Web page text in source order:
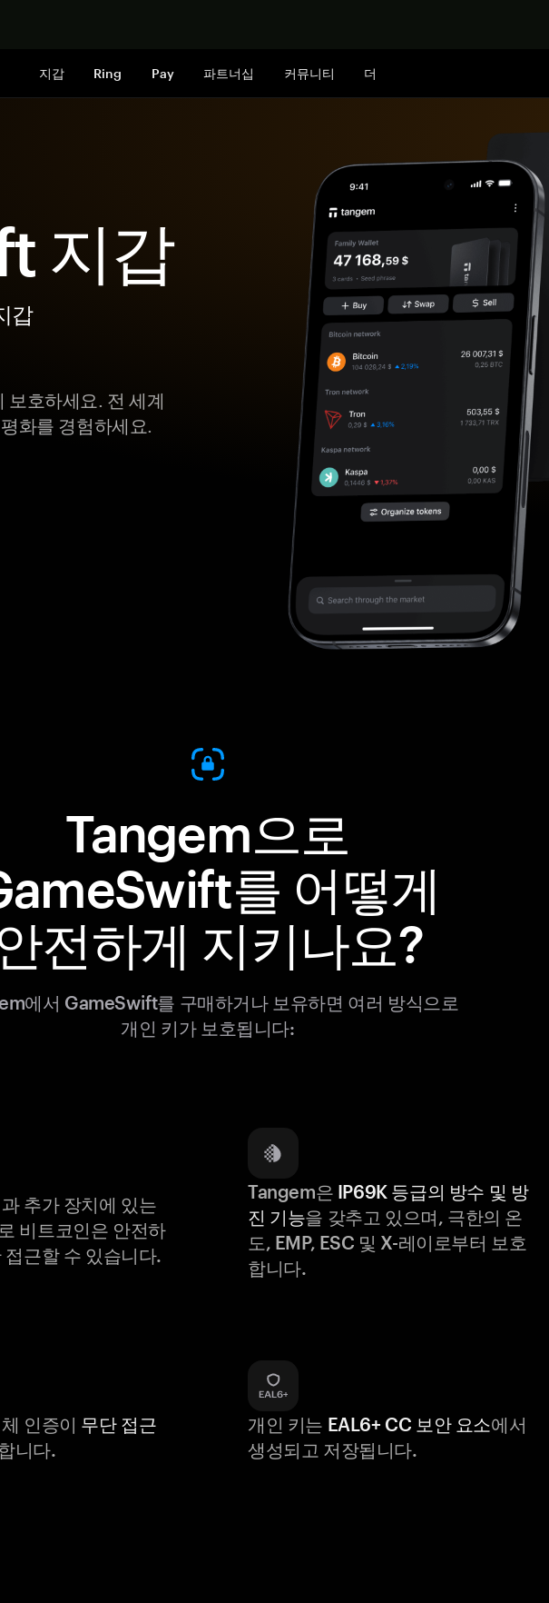
지갑 Ring Pay 파트너십 커뮤니티 더
지갑
갑
호하세요. 전 세계
화를 경험하세요.
Tangem으로
를 어떻게
전하게 지키나요?
에서 GameSwift를 구매하거나 보유하면 여러 방식으로
개인 키가 보호됩니다:
추가 장치에 있는
비트코인은 안전하
접근할 수 있습니다.
Tangem은 IP69K 등급의 방수 및 방
진 기능을 갖추고 있으며, 극한의 온
도, EMP, ESC 및 X-레이로부터 보호
합니다.
인증이 무단 접근
니다.
개인 키는 EAL6+ CC 보안 요소에서
생성되고 저장됩니다.